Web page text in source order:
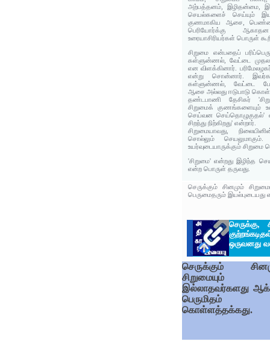
அற்பத்தனம், இழிதன்மை,
செயல்களைச் செய்யும்
குணமாகிய ஆசை,
பெரியோர்க்கு
உரையாசிரியர்கள் பொருள்
சிறுமை என்பதைப்
கள்ளுன்ணல், வேட்டை
என விளக்கினார்.
என்று சொன்னார். இவர்கள்
கள்ளுன்ணல், வேட்டை
ஆசை அல்லது ஈடுபாடு
தண்டபாணி தேசிகர்
சிறுமைக் குணங்களையும்
செய்வன செய்தொழுகுதல்'
சிறந்து நிற்கிறது' என்றார்.
சிறுமையாவது,
சொல்லும்
உயர்வுடையாருக்கும் சிறுமை
'சிறுமை' என்றது இழிந்த
என்ற பொருள் தருவது.
செருக்கும் சினமும்
பெருமைதரும் இயல்புடையது
செருக்கு,
குற்றங்கடிதல்
ஒருவனது
செருக்கும்
சிறுமையும்
இல்லாதவர்களது
பெருமிதம்
கொள்ளத்தக்கது.